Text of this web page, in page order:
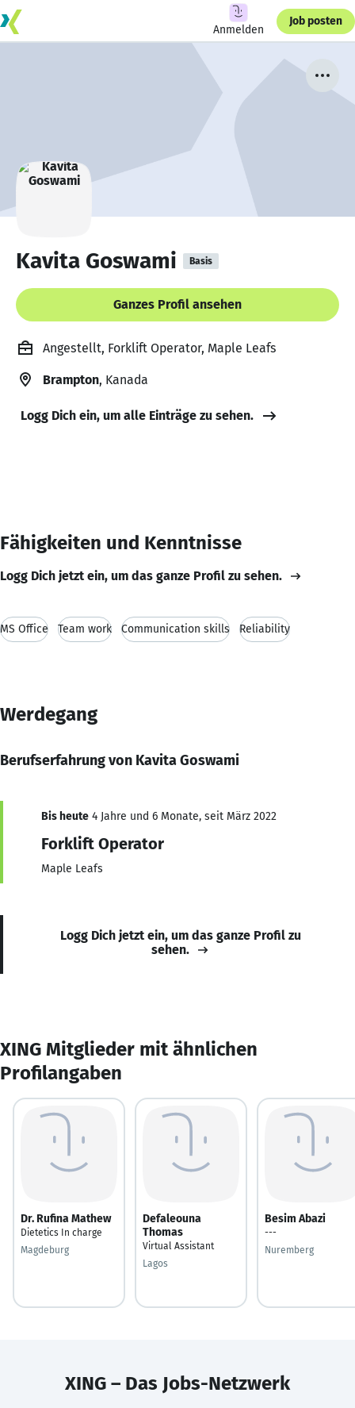
Anmelden
Job posten
Kavita Goswami Basis
Ganzes Profil ansehen
Angestellt, Forklift Operator, Maple Leafs
Brampton, Kanada
Logg Dich ein, um alle Einträge zu sehen.
Fähigkeiten und Kenntnisse
Logg Dich jetzt ein, um das ganze Profil zu sehen.
MS Office Team work Communication skills Reliability
Werdegang
Berufserfahrung von Kavita Goswami
Bis heute 4 Jahre und 6 Monate, seit März 2022
Forklift Operator
Maple Leafs
Logg Dich jetzt ein, um das ganze Profil zu
sehen.
XING Mitglieder mit ähnlichen
Profilangaben
Dr. Rufina Mathew
Dietetics In charge
Magdeburg
Defaleouna
Thomas
Virtual Assistant
Lagos
Besim Abazi
---
Nuremberg
XING – Das Jobs-Netzwerk